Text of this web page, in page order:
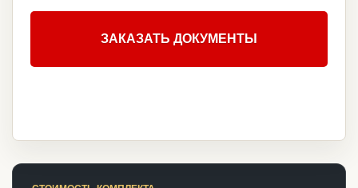
ЗАКАЗАТЬ ДОКУМЕНТЫ